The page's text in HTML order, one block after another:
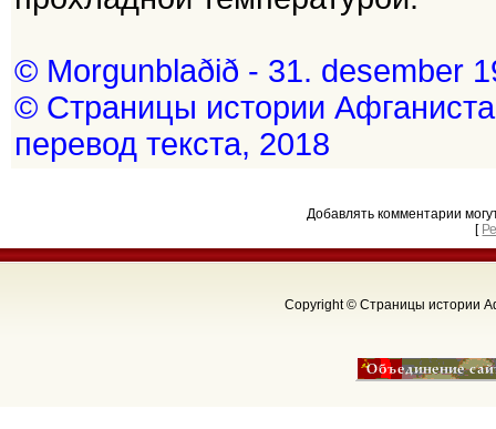
© Morgunblaðið - 31. desember
© Страницы истории
перевод текста, 2018
Добавлять комментарии
[
Copyright © Страницы истории